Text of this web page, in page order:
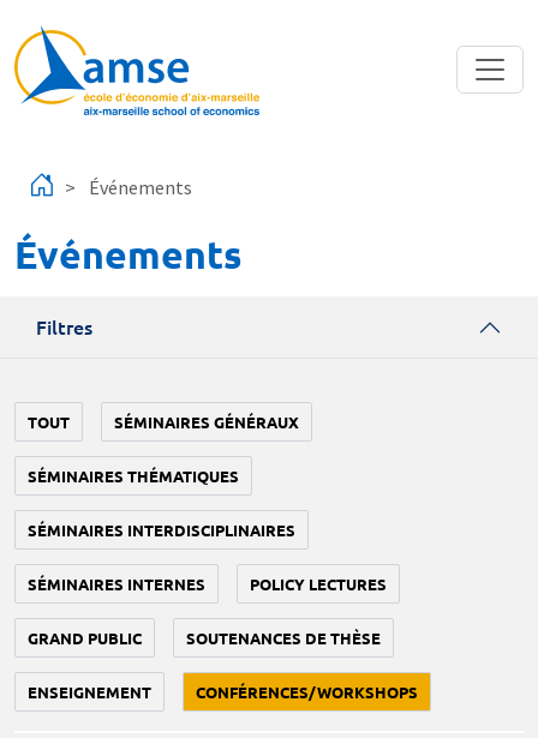
Événements
Événements
Filtres
TOUT SÉMINAIRES GÉNÉRAUX
SÉMINAIRES THÉMATIQUES
SÉMINAIRES INTERDISCIPLINAIRES
SÉMINAIRES INTERNES POLICY LECTURES
GRAND PUBLIC SOUTENANCES DE THÈSE
ENSEIGNEMENT CONFÉRENCES/WORKSHOPS